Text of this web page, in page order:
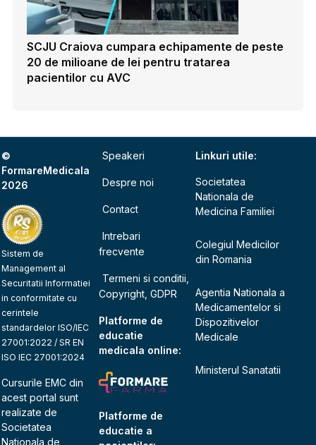
SCJU Craiova cumpara echipamente de peste
20 de milioane de lei pentru tratarea
pacientilor cu AVC
©
FormareMedicala
2026
Sistem de
Management al
Securitatii Informatiei
in conformitate cu
cerintele
standardelor ISO/IEC
27001:2022 / SR EN
ISO IEC 27001:2024
Cursurile EMC din
acest portal sunt
realizate de
Societatea
Nationala de
Speakeri
Despre noi
Contact
Intrebari
frecvente
Termeni si conditii,
Copyright, GDPR
Platforme de
educatie
medicala online:
Platforme de
educatie a
Linkuri utile:
Societatea
Nationala de
Medicina Familiei
Colegiul Medicilor
din Romania
Agentia Nationala a
Medicamentelor si
Dispozitivelor
Medicale
Ministerul Sanatatii